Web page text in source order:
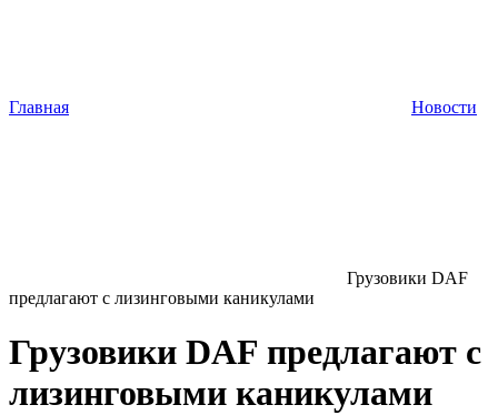
Главная Новости
Грузовики DAF
предлагают с лизинговыми каникулами
Грузовики DAF предлагают с
лизинговыми каникулами